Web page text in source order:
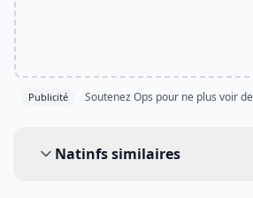
Publicité Soutenez Ops pour ne plus voir
Natinfs similaires